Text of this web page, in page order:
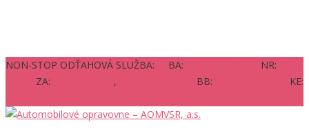
NON-STOP ODŤAHOVÁ SLUŽBA: BA: NR:
ZA: , BB:
KE: